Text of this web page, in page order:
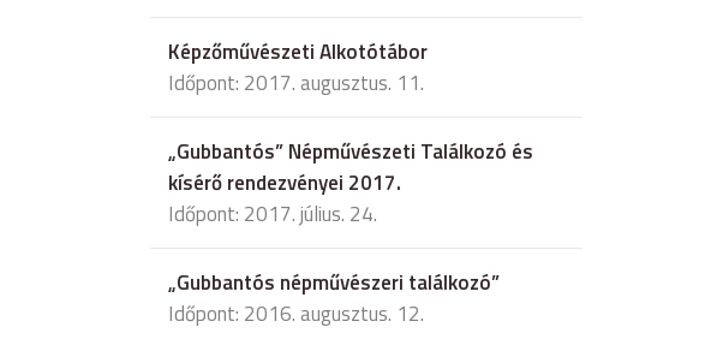
Képzőművészeti Alkotótábor
Időpont: 2017. augusztus. 11.
„Gubbantós” Népművészeti Találkozó és
kísérő rendezvényei 2017.
Időpont: 2017. július. 24.
„Gubbantós népművészeri találkozó”
Időpont: 2016. augusztus. 12.